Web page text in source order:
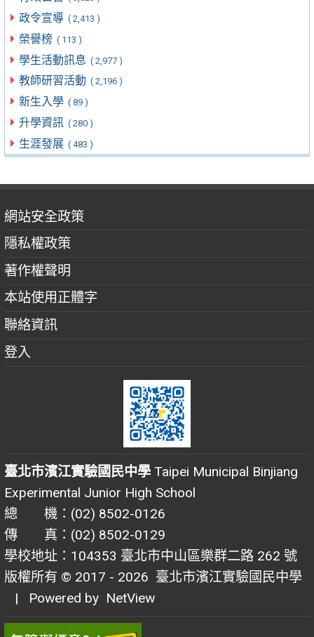
政令宣導 ( 2,413 )
榮譽榜 ( 113 )
學生活動訊息 ( 2,977 )
教師研習活動 ( 2,196 )
新生入學 ( 89 )
升學資訊 ( 280 )
生涯發展 ( 483 )
網站安全政策
隱私權政策
著作權聲明
本站使用正體字
聯絡資訊
登入
臺北市濱江實驗國民中學 Taipei Municipal Binjiang
Experimental Junior High School
總 機：(02) 8502-0126
傳 真：(02) 8502-0129
學校地址：104353 臺北市中山區樂群二路 262 號
版權所有 © 2017 - 2026 臺北市濱江實驗國民中學
| Powered by NetView